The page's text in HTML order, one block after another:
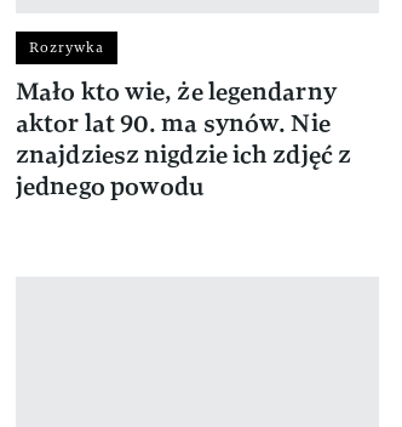
Rozrywka
Mało kto wie, że legendarny
aktor lat 90. ma synów. Nie
znajdziesz nigdzie ich zdjęć z
jednego powodu